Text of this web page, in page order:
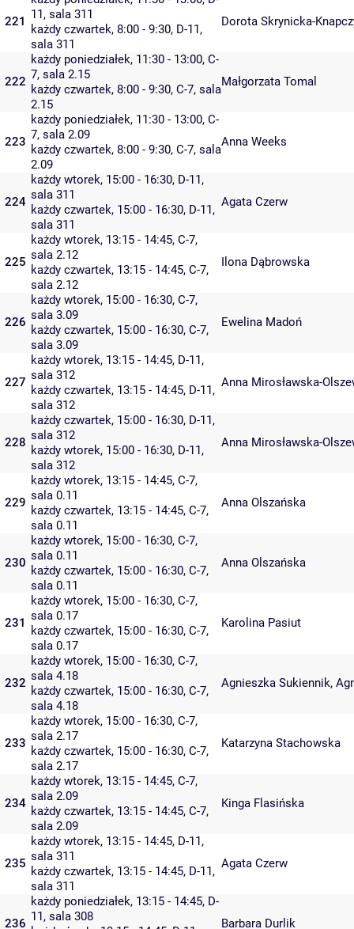
221 11, sala 311
każdy czwartek, 8:00 - 9:30, D-11,
sala 311
Dorota Skrynicka-
222
każdy poniedziałek, 11:30 - 13:00, C-
7, sala 2.15
każdy czwartek, 8:00 - 9:30, C-7, sala
2.15
Małgorzata Tomal
223
każdy poniedziałek, 11:30 - 13:00, C-
7, sala 2.09
każdy czwartek, 8:00 - 9:30, C-7, sala
2.09
Anna Weeks
224
każdy wtorek, 15:00 - 16:30, D-11,
sala 311
każdy czwartek, 15:00 - 16:30, D-11,
sala 311
Agata Czerw
225
każdy wtorek, 13:15 - 14:45, C-7,
sala 2.12
każdy czwartek, 13:15 - 14:45, C-7,
sala 2.12
Ilona Dąbrowska
226
każdy wtorek, 15:00 - 16:30, C-7,
sala 3.09
każdy czwartek, 15:00 - 16:30, C-7,
sala 3.09
Ewelina Madoń
227
każdy wtorek, 13:15 - 14:45, D-11,
sala 312
każdy czwartek, 13:15 - 14:45, D-11,
sala 312
Anna Mirosławska-
228
każdy czwartek, 15:00 - 16:30, D-11,
sala 312
każdy wtorek, 15:00 - 16:30, D-11,
sala 312
Anna Mirosławska-
229
każdy wtorek, 13:15 - 14:45, C-7,
sala 0.11
każdy czwartek, 13:15 - 14:45, C-7,
sala 0.11
Anna Olszańska
230
każdy wtorek, 15:00 - 16:30, C-7,
sala 0.11
każdy czwartek, 15:00 - 16:30, C-7,
sala 0.11
Anna Olszańska
231
każdy wtorek, 15:00 - 16:30, C-7,
sala 0.17
każdy czwartek, 15:00 - 16:30, C-7,
sala 0.17
Karolina Pasiut
232
każdy wtorek, 15:00 - 16:30, C-7,
sala 4.18
każdy czwartek, 15:00 - 16:30, C-7,
sala 4.18
Agnieszka Sukiennik,
233
każdy wtorek, 15:00 - 16:30, C-7,
sala 2.17
każdy czwartek, 15:00 - 16:30, C-7,
sala 2.17
Katarzyna Stachowska
234
każdy wtorek, 13:15 - 14:45, C-7,
sala 2.09
każdy czwartek, 13:15 - 14:45, C-7,
sala 2.09
Kinga Flasińska
235
każdy wtorek, 13:15 - 14:45, D-11,
sala 311
każdy czwartek, 13:15 - 14:45, D-11,
sala 311
Agata Czerw
236
każdy poniedziałek, 13:15 - 14:45, D-
11, sala 308
Barbara Durlik